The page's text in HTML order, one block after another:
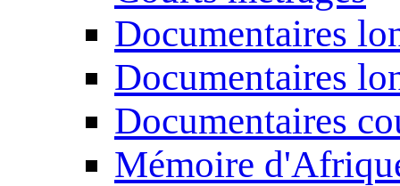
Documentaires
Documentaires
Documentaires
Mémoire